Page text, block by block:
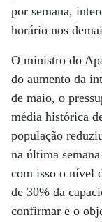
por semana,
horário nos
O ministro do
do aumento da
de maio, o
média histórica
população
na última
com isso o nível
de 30% da
confirmar e o